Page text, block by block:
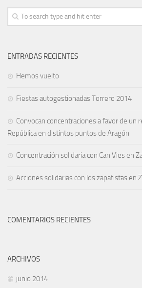
ENTRADAS RECIENTES
Hemos vuelto
Fiestas autogestionadas Torrero 2014
Convocan concentraciones a favor de un
República en distintos puntos de Aragón
Concentración solidaria con Can Vies en
Acciones solidarias con los zapatistas en
COMENTARIOS RECIENTES
ARCHIVOS
junio 2014